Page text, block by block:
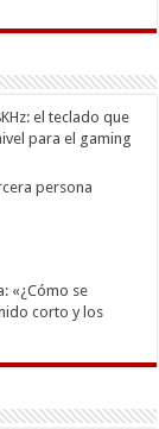
el teclado que
para el gaming
persona
«¿Cómo se
corto y los